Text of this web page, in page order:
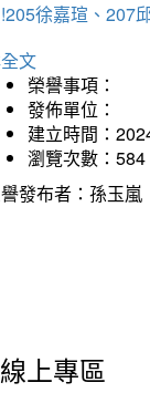
徐嘉瑄、207
文
榮譽事項：
發佈單位：
建立時間：
瀏覽次數：584
發布者：孫玉嵐
線上專區